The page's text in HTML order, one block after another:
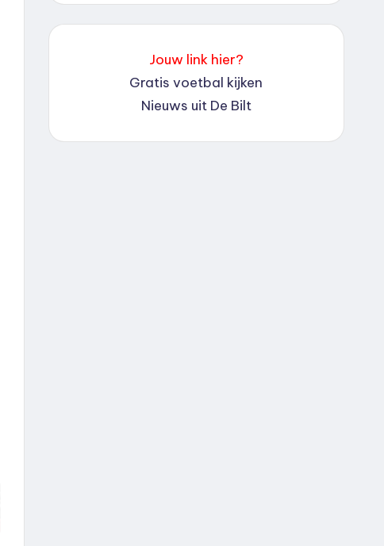
Jouw link hier?
Gratis voetbal kijken
Nieuws uit De Bilt